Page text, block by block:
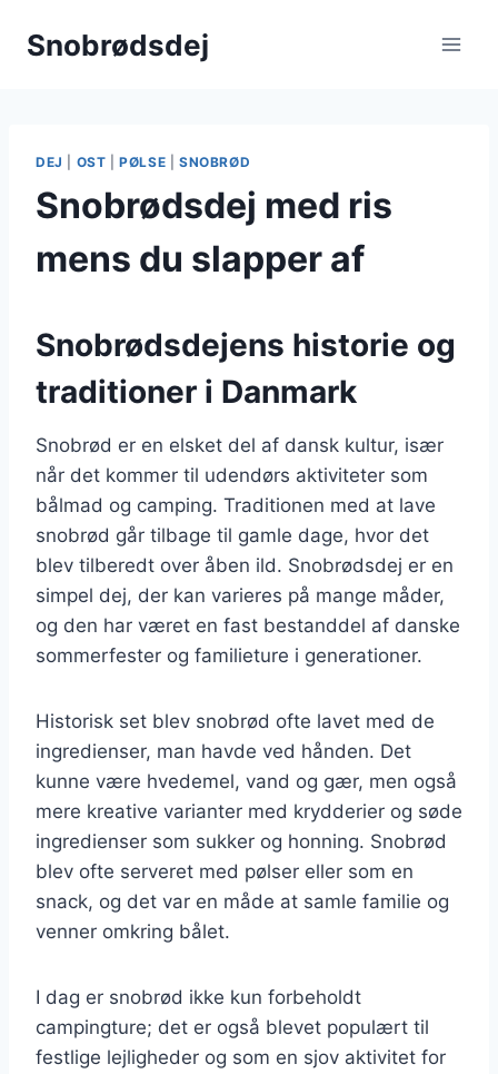
Snobrødsdej
DEJ OST |PØLSE SNOBRØD
Snobrødsdej med ris
mens du slapper af
Snobrødsdejens historie og
traditioner i Danmark
Snobrød er en elsket del af dansk kultur, især
når det kommer til udendørs aktiviteter som
bålmad og camping. Traditionen med at lave
snobrød går tilbage til gamle dage, hvor det
blev tilberedt over åben ild. Snobrødsdej er en
simpel dej, der kan varieres på mange måder,
og den har været en fast bestanddel af danske
sommerfester og familieture i generationer.
Historisk set blev snobrød ofte lavet med de
ingredienser, man havde ved hånden. Det
kunne være hvedemel, vand og gær, men også
mere kreative varianter med krydderier og søde
ingredienser som sukker og honning. Snobrød
blev ofte serveret med pølser eller som en
snack, og det var en måde at samle familie og
venner omkring bålet.
I dag er snobrød ikke kun forbeholdt
campingture; det er også blevet populært til
festlige lejligheder og som en sjov aktivitet for